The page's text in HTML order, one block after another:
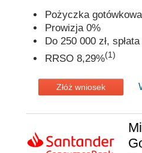
Pożyczka
Prowizja 0%
Do 250 000 zł,
RRSO 8,29%(1)
Złóż wniosek